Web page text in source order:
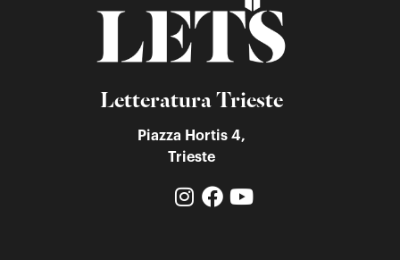
Letteratura Trieste
Piazza Hortis 4,
Trieste